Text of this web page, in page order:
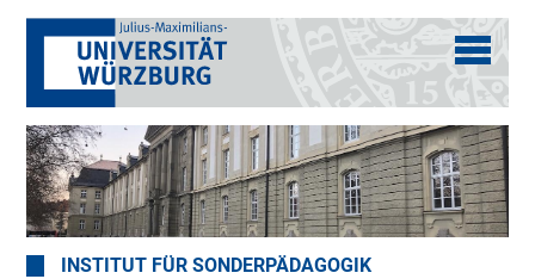
INSTITUT FÜR SONDERPÄDAGOGIK